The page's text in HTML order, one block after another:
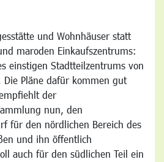
und Wohnhäuser statt
maroden Einkaufszentrums:
einstigen Stadtteilzentrums von
Die Pläne dafür kommen gut
der
nun, den
für den nördlichen Bereich des
und ihn öffentlich
auch für den südlichen Teil ein